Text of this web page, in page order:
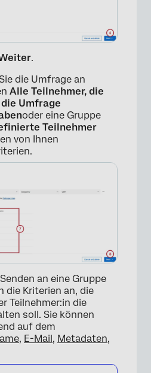
×
.
die Umfrage an
Alle Teilnehmer, die
Umfrage
oder eine Gruppe
Teilnehmer
von Ihnen
an eine Gruppe
die Kriterien an, die
Teilnehmer:in die
soll. Sie können
auf dem
, E-Mail, Metadaten,